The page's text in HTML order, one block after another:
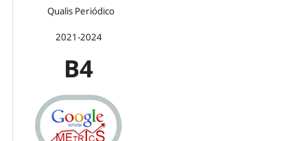
Qualis Periódico
2021-2024
B4